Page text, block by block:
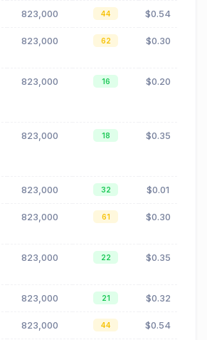
823,000 44 $0.54
823,000 62 $0.30
823,000 16 $0.20
823,000 18 $0.35
823,000 32 $0.01
823,000 61 $0.30
823,000 22 $0.35
823,000 21 $0.32
823,000 44 $0.54